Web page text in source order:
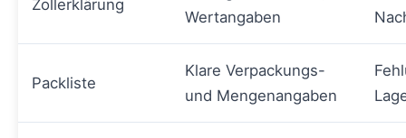
Zollerklärung
Wertangaben
Packliste
Klare Verpackungs-
und Mengenangaben